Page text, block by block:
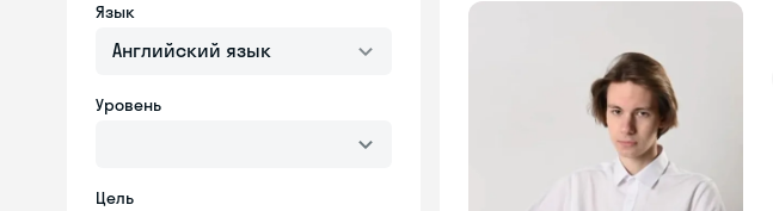
Язык
Английский язык
Уровень
Цель